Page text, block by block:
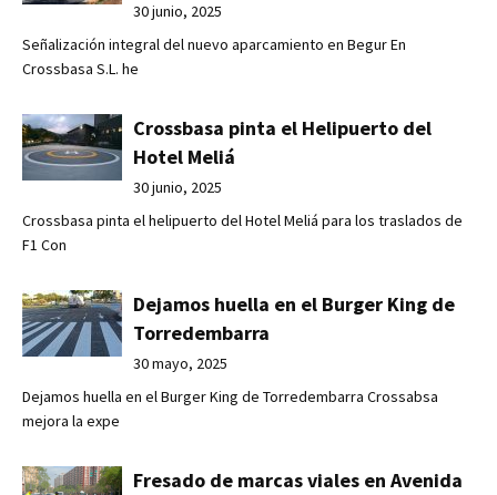
30 junio, 2025
Señalización integral del nuevo aparcamiento en Begur En
Crossbasa S.L. he
Crossbasa pinta el Helipuerto del
Hotel Meliá
30 junio, 2025
Crossbasa pinta el helipuerto del Hotel Meliá para los traslados de
F1 Con
Dejamos huella en el Burger King de
Torredembarra
30 mayo, 2025
Dejamos huella en el Burger King de Torredembarra Crossabsa
mejora la expe
Fresado de marcas viales en Avenida